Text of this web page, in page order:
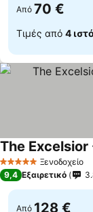
Από 70 €
Τιμές από 4
5 Αστέρια Ξενοδοχείο
Εμφάνιση τιμών
9,4 Εξαιρετικό
Από 128 €